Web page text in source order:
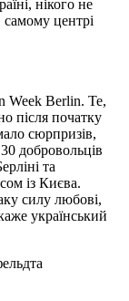
нікого не
центрі
Week Berlin. Те,
після початку
сюрпризів,
добровольців
та
із Києва.
силу любові,
український